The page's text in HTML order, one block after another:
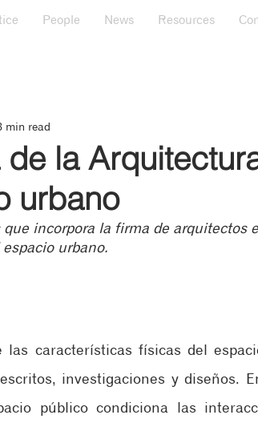
People News Resources
la
urbano
min read
incorpora la firma de arquitectos
urbano.
las características físicas del
investigaciones y diseños.
público condiciona las